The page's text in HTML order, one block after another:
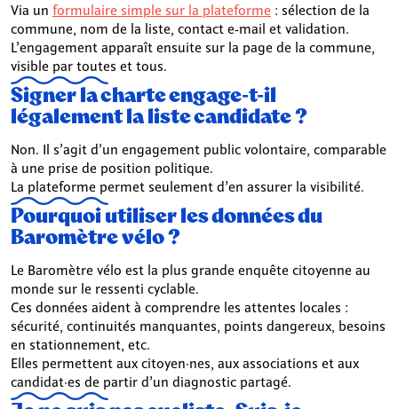
Via un formulaire simple sur la plateforme : sélection de la
commune, nom de la liste, contact e-mail et validation.
L’engagement apparaît ensuite sur la page de la commune,
visible par toutes et tous.
Signer la charte engage-t-il
légalement la liste candidate ?
Non. Il s’agit d’un engagement public volontaire, comparable
à une prise de position politique.
La plateforme permet seulement d’en assurer la visibilité.
Pourquoi utiliser les données du
Baromètre vélo ?
Le Baromètre vélo est la plus grande enquête citoyenne au
monde sur le ressenti cyclable.
Ces données aident à comprendre les attentes locales :
sécurité, continuités manquantes, points dangereux, besoins
en stationnement, etc.
Elles permettent aux citoyen·nes, aux associations et aux
candidat·es de partir d’un diagnostic partagé.